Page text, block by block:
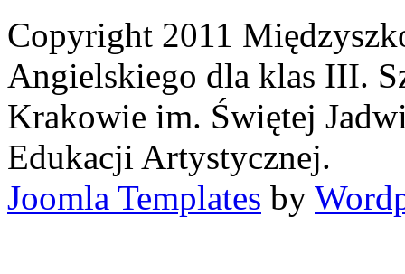
Copyright 2011
Angielskiego dla klas III.
Krakowie im. Świętej
Edukacji Artystycznej.
Joomla Templates by